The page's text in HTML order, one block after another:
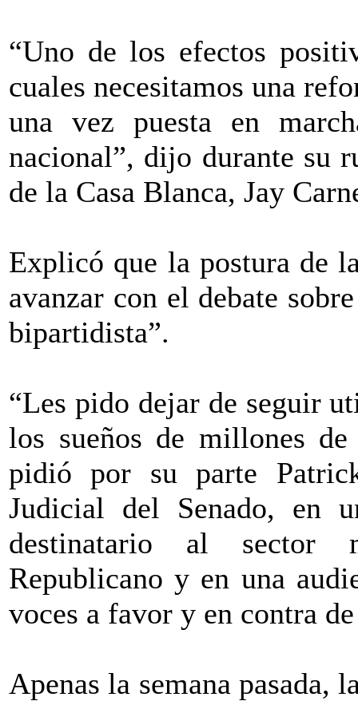
“Uno de los efectos
cuales necesitamos una
una vez puesta en
nacional”, dijo durante su
de la Casa Blanca, Jay
Explicó que la postura de
avanzar con el debate
bipartidista”.
“Les pido dejar de seguir
los sueños de millones de
pidió por su parte
Judicial del Senado, en
destinatario al sector
Republicano y en una
voces a favor y en contra
Apenas la semana pasada,